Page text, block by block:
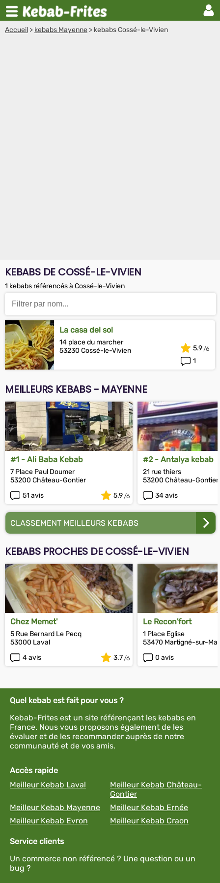
Accueil > kebabs Mayenne > kebabs Cossé-le-Vivien
KEBABS DE COSSÉ-LE-VIVIEN
1 kebabs référencés à Cossé-le-Vivien
La casa del sol
14 place du marcher
53230 Cossé-le-Vivien
1
5.9
MEILLEURS KEBABS - MAYENNE
#1 - Ali Baba Kebab
7 Place Paul Doumer
53200 Château-Gontier
51 avis
5.9
#2 - Antalya kebab
21 rue thiers
53200 Château-Gontier
34 avis
CLASSEMENT MEILLEURS KEBABS
KEBABS PROCHES DE COSSÉ-LE-VIVIEN
Chez Memet'
5 Rue Bernard Le Pecq
53000 Laval
4 avis
3.7
Le Recon'fort
1 Place Eglise
53470 Martigné-sur-
0 avis
Quel kebab est fait pour vous ?
Kebab-Frites est un site référençant les kebabs en
France. Nous vous proposons également de les
évaluer et de les recommander auprès de notre
communauté et de vos amis.
Accès rapide
Meilleur Kebab Laval
Meilleur Kebab Château-
Gontier
Meilleur Kebab Mayenne
Meilleur Kebab Ernée
Meilleur Kebab Evron
Meilleur Kebab Craon
Service clients
Un commerce non référencé ? Une question ou un
bug ?